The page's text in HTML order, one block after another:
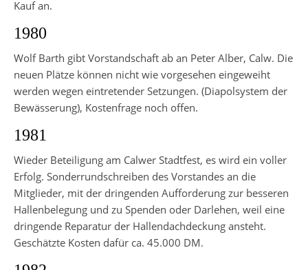
Kauf an.
1980
Wolf Barth gibt Vorstandschaft ab an Peter Alber, Calw. Die
neuen Plätze können nicht wie vorgesehen eingeweiht
werden wegen eintre­tender Setzungen. (Diapolsystem der
Bewässerung), Kostenfrage noch offen.
1981
Wieder Beteiligung am Calwer Stadtfest, es wird ein voller
Erfolg. Sonderrundschreiben des Vorstandes an die
Mitglieder, mit der drin­genden Aufforderung zur besseren
Hallenbelegung und zu Spenden oder Darlehen, weil eine
dringende Reparatur der Hallendachdeckung ansteht.
Geschätzte Kosten dafür ca. 45.000 DM.